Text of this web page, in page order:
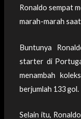
Ronaldo sempat
marah-marah
Buntunya
starter di
menambah
berjumlah 133 gol.
Selain itu,